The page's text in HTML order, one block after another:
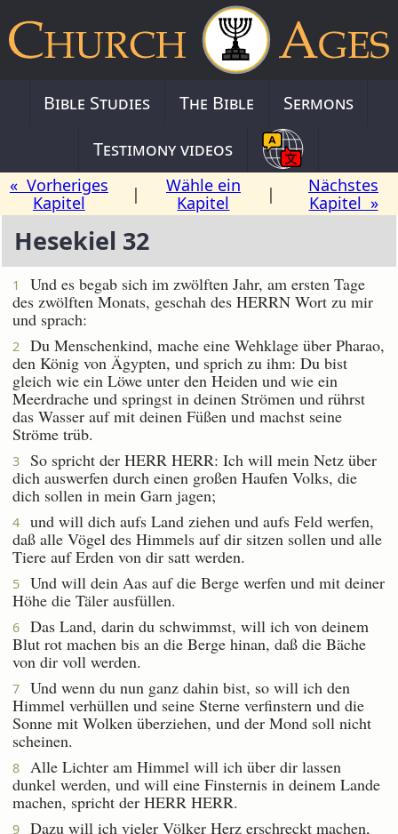
Bible Studies The Bible
Sermons
Testimony videos
« Vorheriges
Kapitel
|
Wähle ein
Kapitel
|
Nächstes
Kapitel »
Hesekiel 32
1
Und es begab sich im zwölften Jahr, am ersten Tage
des zwölften Monats, geschah des HERRN Wort zu mir
und sprach:
2
Du Menschenkind, mache eine Wehklage über Pharao,
den König von Ägypten, und sprich zu ihm: Du bist
gleich wie ein Löwe unter den Heiden und wie ein
Meerdrache und springst in deinen Strömen und rührst
das Wasser auf mit deinen Füßen und machst seine
Ströme trüb.
3
So spricht der HERR HERR: Ich will mein Netz über
dich auswerfen durch einen großen Haufen Volks, die
dich sollen in mein Garn jagen;
4
und will dich aufs Land ziehen und aufs Feld werfen,
daß alle Vögel des Himmels auf dir sitzen sollen und alle
Tiere auf Erden von dir satt werden.
5
Und will dein Aas auf die Berge werfen und mit deiner
Höhe die Täler ausfüllen.
6
Das Land, darin du schwimmst, will ich von deinem
Blut rot machen bis an die Berge hinan, daß die Bäche
von dir voll werden.
7
Und wenn du nun ganz dahin bist, so will ich den
Himmel verhüllen und seine Sterne verfinstern und die
Sonne mit Wolken überziehen, und der Mond soll nicht
scheinen.
8
Alle Lichter am Himmel will ich über dir lassen
dunkel werden, und will eine Finsternis in deinem Lande
machen, spricht der HERR HERR.
9
Dazu will ich vieler Völker Herz erschreckt machen,